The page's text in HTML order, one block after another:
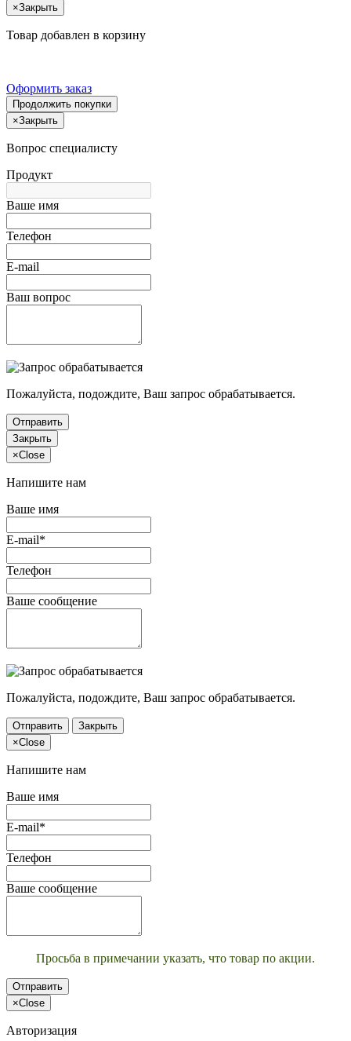
×Закрыть
Товар добавлен в корзину
Оформить заказ
Продолжить покупки
×Закрыть
Вопрос специалисту
Продукт
Ваше имя
Телефон
E-mail
Ваш вопрос
Пожалуйста, подождите, Ваш запрос обрабатывается.
Отправить
Закрыть
×Close
Напишите нам
Ваше имя
E-mail*
Телефон
Ваше сообщение
Пожалуйста, подождите, Ваш запрос обрабатывается.
Отправить
Закрыть
×Close
Напишите нам
Ваше имя
E-mail*
Телефон
Ваше сообщение
Просьба в примечании указать, что товар по акции.
Отправить
×Close
Авторизация